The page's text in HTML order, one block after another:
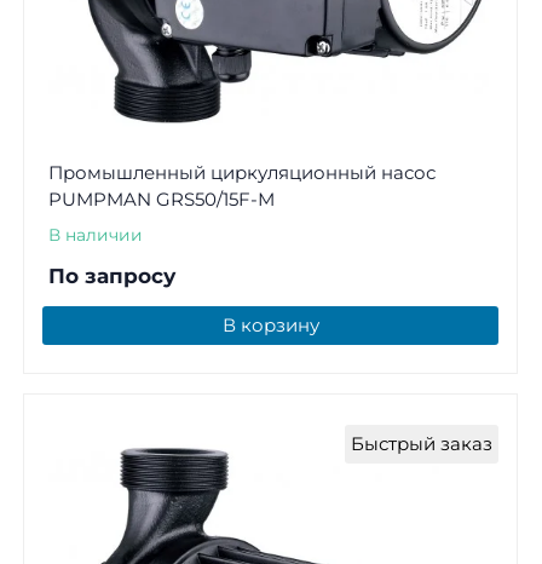
Промышленный циркуляционный насос
PUMPMAN GRS50/15F-М
В наличии
По запросу
В корзину
Быстрый заказ